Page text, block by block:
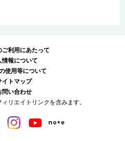
ご利用にあたって
情報について
使用等について
イトマップ
問い合わせ
リエイトリンクを含みます。